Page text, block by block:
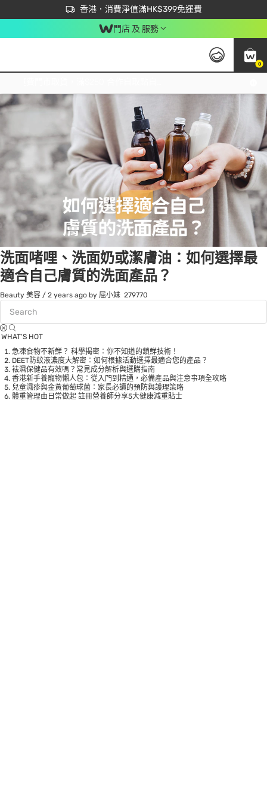
香港．消費淨值滿HK$399免運費
立即成為易賞錢會員盡享獨家優惠
首次APP下單買滿$450 輸入 NEWAPP 即減$50
門店 及 服務
0
Tag:洗面奶1 item(s) found
洗面啫哩、洗面奶或潔膚油：如何選擇最
適合自己膚質的洗面產品？
Beauty 美容 / 2 years ago by 屈小妹 279770
WHAT’S HOT
急凍食物不新鮮？ 科學揭密：你不知道的鎖鮮技術！
DEET防蚊液濃度大解密：如何根據活動選擇最適合您的產品？
袪濕保健品有效嗎？常見成分解析與選購指南
香港新手養寵物懶人包：從入門到精通，必備產品與注意事項全攻略
兒童濕疹與金黃葡萄球菌：家長必讀的預防與護理策略
體重管理由日常做起 註冊營養師分享5大健康減重貼士